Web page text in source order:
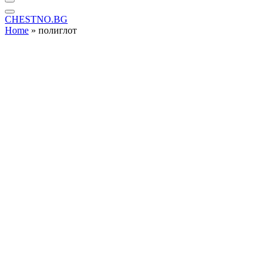
CHESTNO.BG
Home » полиглот